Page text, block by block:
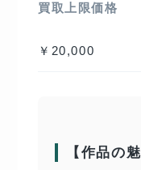
買取上限価格
￥20,000
【作品の魅